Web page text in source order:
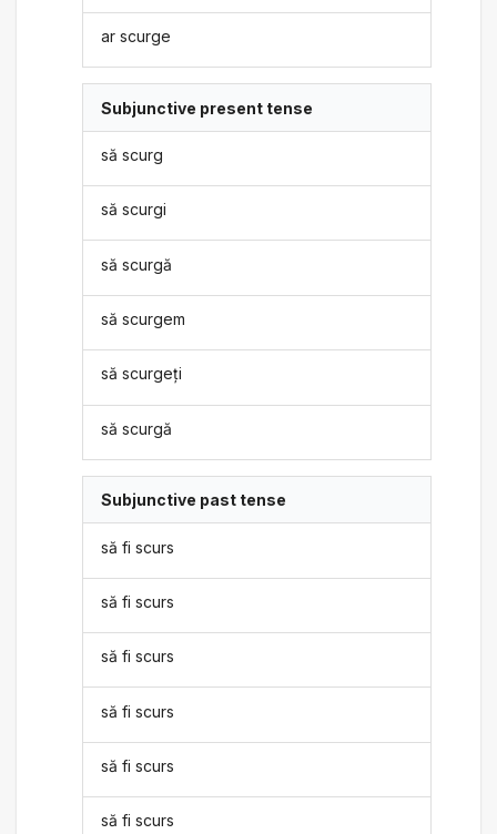
ar scurge
Subjunctive present tense
să scurg
să scurgi
să scurgă
să scurgem
să scurgeți
să scurgă
Subjunctive past tense
să fi scurs
să fi scurs
să fi scurs
să fi scurs
să fi scurs
să fi scurs